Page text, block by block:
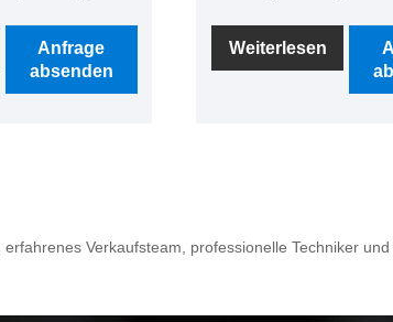
kaufen.
zuverlässigen
für
Anfrage
absenden
kaufen.
Suchen Sie einen
Hersteller und
hochwertige OME-
Weiterlesen
Verkaufsteam, professionelle Techniker und